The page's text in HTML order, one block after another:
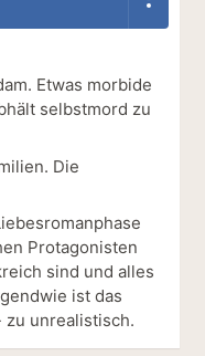
Etwas morbide
selbstmord zu
Die
Protagonisten
sind und alles
ist das
zu unrealistisch.